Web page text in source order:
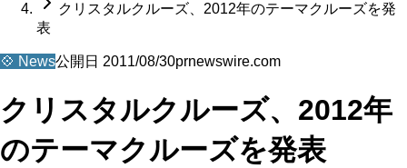
クリスタルクルーズ、2012年のテーマクルーズを発
表
💠 News公開日 2011/08/30prnewswire.com
クリスタルクルーズ、2012年
のテーマクルーズを発表